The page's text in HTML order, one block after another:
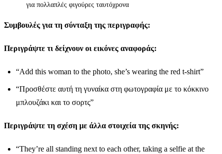
για πολλαπλές φιγούρες ταυτόχρονα
Συμβουλές για τη σύνταξη της περιγραφής:
Περιγράψτε τι δείχνουν οι εικόνες αναφοράς:
“Add this woman to the photo, she’s wearing the red t-shirt”
“Προσθέστε αυτή τη γυναίκα στη φωτογραφία με το κόκκινο
μπλουζάκι και το σορτς”
Περιγράψτε τη σχέση με άλλα στοιχεία της σκηνής:
“They’re all standing next to each other, taking a selfie at the